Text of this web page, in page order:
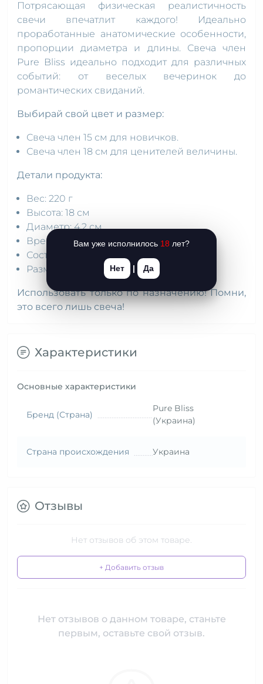
Потрясающая физическая реалистичность
свечи впечатлит каждого! Идеально
проработанные анатомические особенности,
пропорции диаметра и длины. Свеча член
Pure Bliss идеально подходит для различных
событий: от веселых вечеринок до
романтических свиданий.
Выбирай свой цвет и размер:
Свеча член 15 см для новичков.
Свеча член 18 см для ценителей величины.
Детали продукта:
Вес: 220 г
Высота: 18 см
Диаметр: 4,2 см
Время горения: 5 часов
Состав: 90% парафин, 10% стеарин
Размеры упаковки: 22,2 x 10,9 x 6,5 см
Использовать только по назначению! Помни,
это всего лишь свеча!
Характеристики
Основные характеристики
Бренд (Страна)
Pure Bliss
(Украина)
Страна происхождения Украина
Отзывы
Нет отзывов об этом товаре.
+ Добавить отзыв
Нет отзывов о данном товаре, станьте
первым, оставьте свой отзыв.
Вам уже исполнилось 18 лет?
Нет | Да